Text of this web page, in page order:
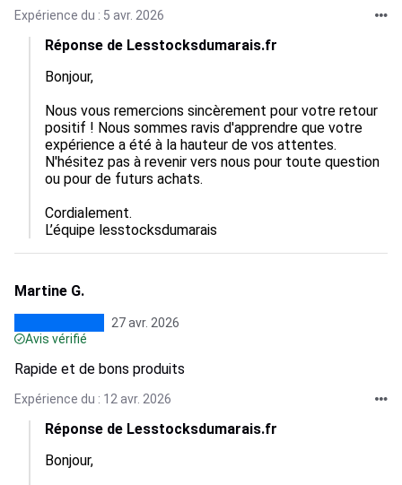
Expérience du : 5 avr. 2026
Réponse de Lesstocksdumarais.fr
Bonjour,
Nous vous remercions sincèrement pour votre retour
positif ! Nous sommes ravis d'apprendre que votre
expérience a été à la hauteur de vos attentes.
N'hésitez pas à revenir vers nous pour toute question
ou pour de futurs achats.
Cordialement.
L’équipe lesstocksdumarais
Martine G.
27 avr. 2026
Avis vérifié
Rapide et de bons produits
Expérience du : 12 avr. 2026
Réponse de Lesstocksdumarais.fr
Bonjour,